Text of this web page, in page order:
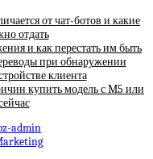
от чат-ботов и какие
отдать
и как перестать им быть
при обнаружении
клиента
купить модель с M5 или
admin